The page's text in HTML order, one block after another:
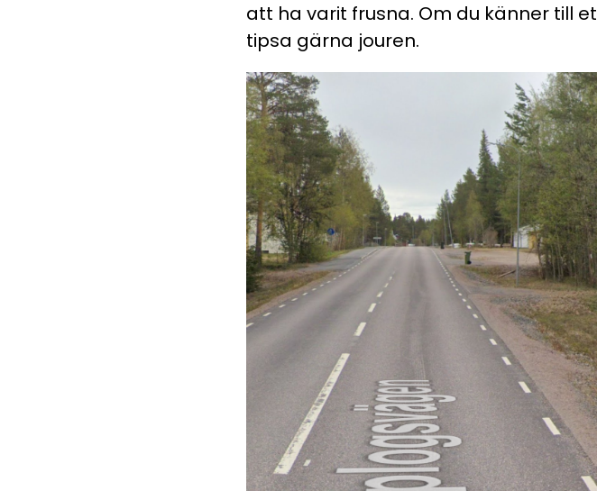
att ha varit frusna. Om du känner till
tipsa gärna jouren.